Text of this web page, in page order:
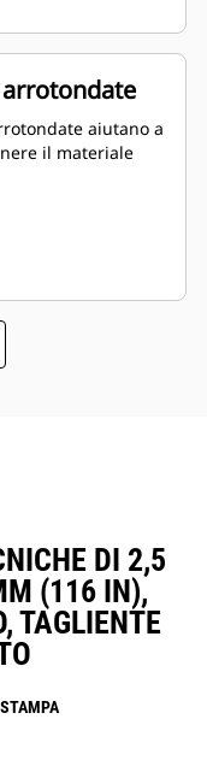
aiutano a
il materiale
DI 2,5
(116 IN),
TAGLIENTE
STAMPA